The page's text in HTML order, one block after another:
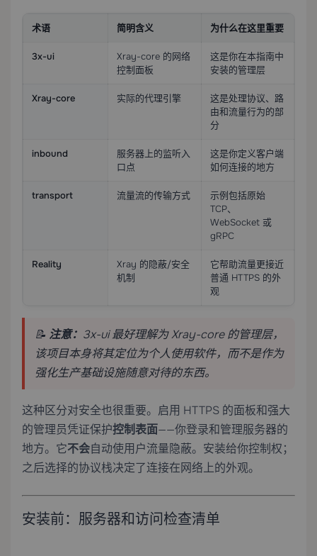
术语 简明含义 为什么在这里重要
3x-ui
Xray-core 的网络
控制面板
这是你在本指南中
安装的管理层
Xray-core 实际的代理引擎
这是处理协议、路
由和流量行为的部
分
inbound
服务器上的监听入
口点
这是你定义客户端
如何连接的地方
transport 流量流的传输方式
示例包括原始
TCP、
WebSocket 或
gRPC
Reality
Xray 的隐蔽/安全
机制
它帮助流量更接近
普通 HTTPS 的外
观
📝 注意： 3x-ui 最好理解为 Xray-core 的管理层，
该项目本身将其定位为个人使用软件，而不是作为
强化生产基础设施随意对待的东西。
这种区分对安全也很重要。启用 HTTPS 的面板和强大
的管理员凭证保护控制表面——你登录和管理服务器的
地方。它不会自动使用户流量隐蔽。安装给你控制权；
之后选择的协议栈决定了连接在网络上的外观。
安装前：服务器和访问检查清单